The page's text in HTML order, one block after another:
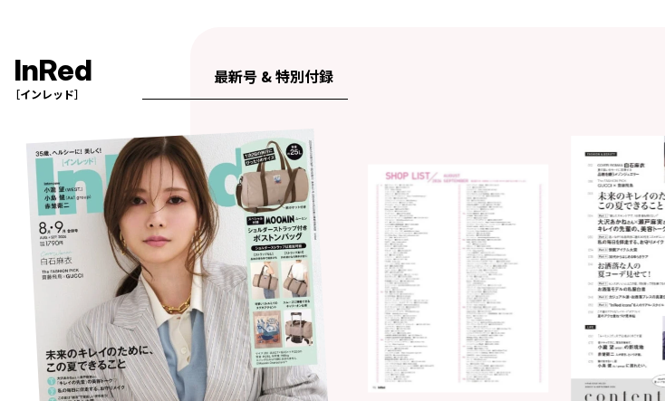
InRed
［インレッド］
最新号 & 特別付録